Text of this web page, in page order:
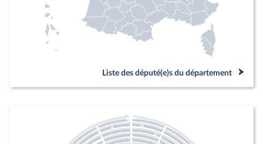
Liste des député(e)s du département